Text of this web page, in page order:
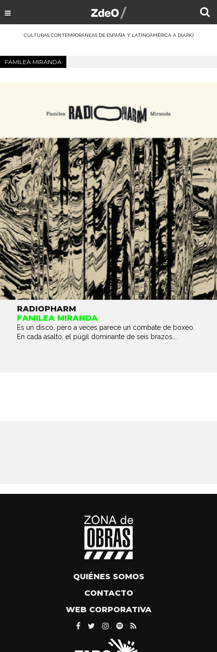
CULTURAS CONTEMPORÁNEAS DE ESPAÑA Y LATINOAMÉRICA A DIARIO
FAMILEA MIRANDA
RADIOPHARM
FAMILEA MIRANDA
Es un disco, pero a veces parece un combate de boxeo.
En cada asalto, el púgil dominante de seis brazos...
QUIÉNES SOMOS
CONTACTO
WEB CORPORATIVA